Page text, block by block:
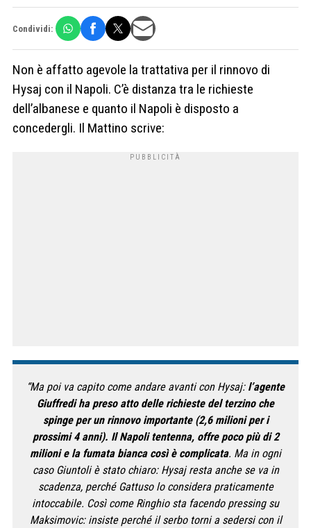
Condividi:
Non è affatto agevole la trattativa per il rinnovo di
Hysaj con il Napoli. C’è distanza tra le richieste
dell’albanese e quanto il Napoli è disposto a
concedergli. Il Mattino scrive:
“Ma poi va capito come andare avanti con Hysaj: l’agente
Giuffredi ha preso atto delle richieste del terzino che
spinge per un rinnovo importante (2,6 milioni per i
prossimi 4 anni). Il Napoli tentenna, offre poco più di 2
milioni e la fumata bianca così è complicata. Ma in ogni
caso Giuntoli è stato chiaro: Hysaj resta anche se va in
scadenza, perché Gattuso lo considera praticamente
intoccabile. Così come Ringhio sta facendo pressing su
Maksimovic: insiste perché il serbo torni a sedersi con il